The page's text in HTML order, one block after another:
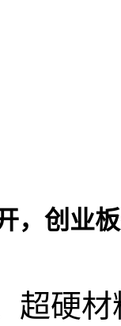
，创业
超硬